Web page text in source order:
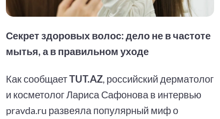
Секрет здоровых волос: дело не в частоте
мытья, а в правильном уходе
Как сообщаетTUT.AZ , российский дерматолог
и косметолог Лариса Сафонова в интервью
pravda.ru развеяла популярный миф о